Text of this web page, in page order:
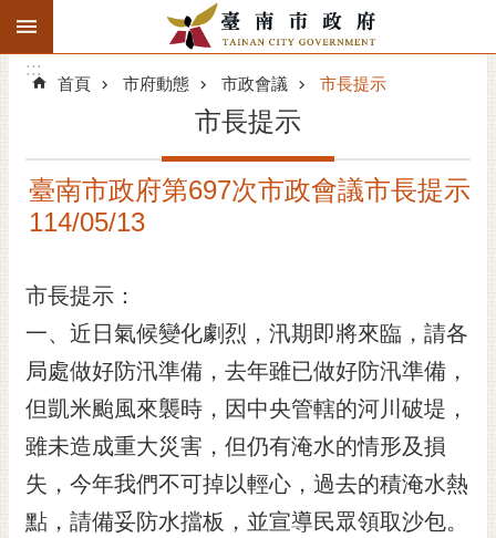
跳到主要內容區塊
搜
階
精彩府城
市府團隊
主題服務
市政資訊
黃
:::
:::
首頁 市府動態 市政會議 市長提示
市長提示
臺南市政府第697次市政會議市長提示
114/05/13
市長提示：
一、近日氣候變化劇烈，汛期即將來臨，請各
局處做好防汛準備，去年雖已做好防汛準備，
但凱米颱風來襲時，因中央管轄的河川破堤，
雖未造成重大災害，但仍有淹水的情形及損
失，今年我們不可掉以輕心，過去的積淹水熱
點，請備妥防水擋板，並宣導民眾領取沙包。